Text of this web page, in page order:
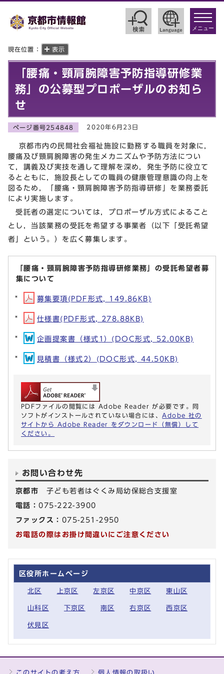
toggle
メニュー
現在位置： 表示
「腰痛・頸肩腕障害予防指導研修業
務」の公募型プロポーザルのお知ら
せ
ページ番号254848 2020年6月23日
京都市内の民間社会福祉施設に勤務する職員を対象に，
腰痛及び頸肩腕障害の発生メカニズムや予防方法につい
て，講義及び実技を通して理解を深め，発生予防に役立て
るとともに，施設長としての職員の健康管理意識の向上を
図るため，「腰痛・頸肩腕障害予防指導研修」を業務委託
により実施します。
受託者の選定については，プロポーザル方式によること
とし，当該業務の受託を希望する事業者（以下「受託希望
者」という。）を広く募集します。
「腰痛・頸肩腕障害予防指導研修業務」の受託希望者募
集について
募集要項(PDF形式, 149.86KB)
仕様書(PDF形式, 278.88KB)
企画提案書（様式1）(DOC形式, 52.00KB)
見積書（様式2）(DOC形式, 44.50KB)
PDFファイルの閲覧には Adobe Reader が必要です。同
ソフトがインストールされていない場合には、 Adobe 社の
サイトから Adobe Reader をダウンロード（無償）して
ください。
お問い合わせ先
京都市 子ども若者はぐくみ局幼保総合支援室
電話：075-222-3900
ファックス： 075-251-2950
お電話の際はお掛け間違いにご注意ください
区役所ホームページ
北区 上京区 左京区 中京区 東山区
山科区 下京区 南区 右京区 西京区
伏見区
このサイトの考え方 個人情報の取扱い